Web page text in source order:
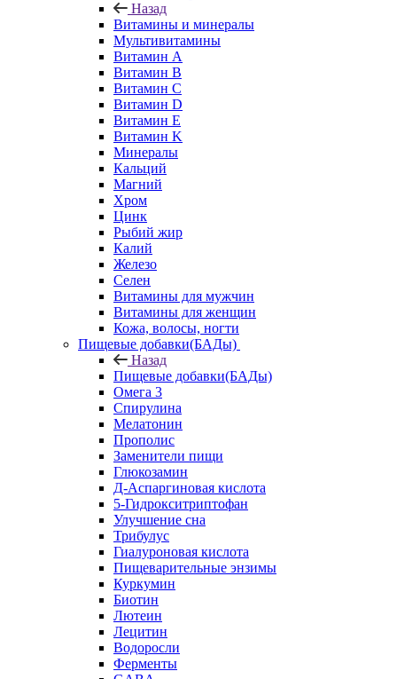
Назад
Витамины и минералы
Мультивитамины
Витамин A
Витамин B
Витамин C
Витамин D
Витамин E
Витамин K
Минералы
Кальций
Магний
Хром
Цинк
Рыбий жир
Калий
Железо
Селен
Витамины для мужчин
Витамины для женщин
Кожа, волосы, ногти
Пищевые добавки(БАДы)
Назад
Пищевые добавки(БАДы)
Омега 3
Спирулина
Мелатонин
Прополис
Заменители пищи
Глюкозамин
Д-Аспаргиновая кислота
5-Гидрокситриптофан
Улучшение сна
Трибулус
Гиалуроновая кислота
Пищеварительные энзимы
Куркумин
Биотин
Лютеин
Лецитин
Водоросли
Ферменты